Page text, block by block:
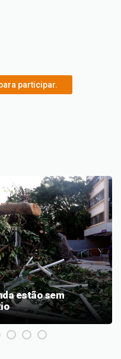
participar.
estão sem